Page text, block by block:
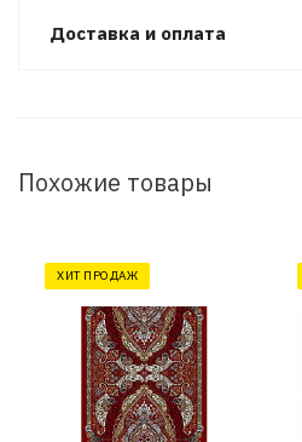
Доставка и оплата
Похожие товары
ХИТ ПРОДАЖ